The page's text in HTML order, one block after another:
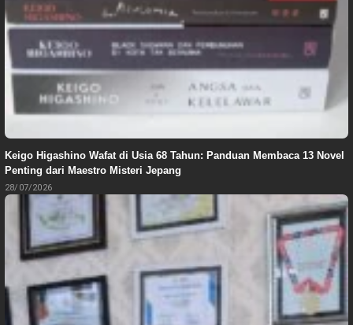
Keigo Higashino Wafat di Usia 68 Tahun: Panduan Membaca 13 Novel
Penting dari Maestro Misteri Jepang
28/07/2026